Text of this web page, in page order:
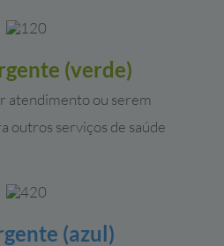
(verde)
atendimento ou serem
outros serviços de saúde
(azul)